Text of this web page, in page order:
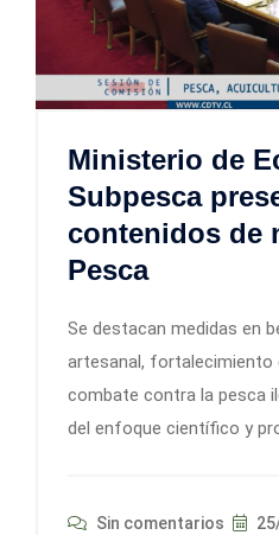
Ministerio de
Subpesca
contenidos de
Pesca
Se destacan medidas en
artesanal, fortalecimiento
combate contra la pesca
del enfoque científico y
Sin comentarios